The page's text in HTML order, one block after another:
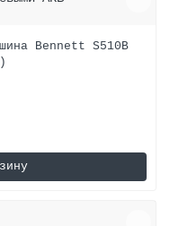
Bennett S510B